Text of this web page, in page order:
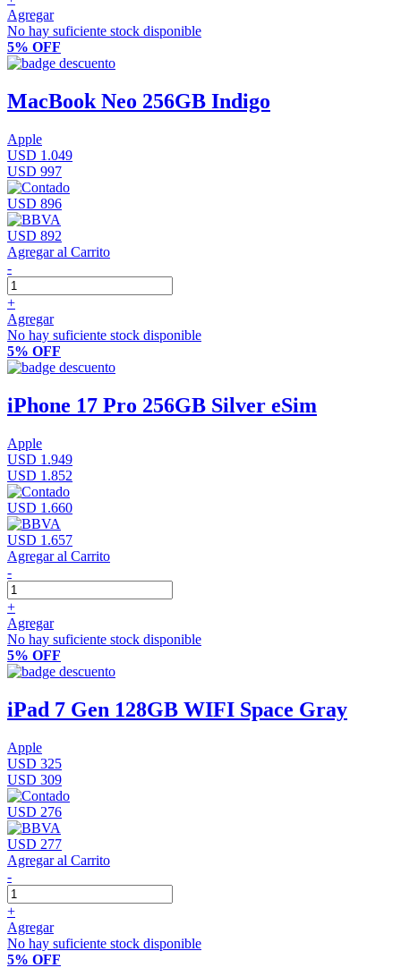
Agregar
No hay suficiente stock disponible
5% OFF
MacBook Neo 256GB Indigo
Apple
USD 1.049
USD 997
USD 896
USD 892
Agregar al Carrito
-
+
Agregar
No hay suficiente stock disponible
5% OFF
iPhone 17 Pro 256GB Silver eSim
Apple
USD 1.949
USD 1.852
USD 1.660
USD 1.657
Agregar al Carrito
-
+
Agregar
No hay suficiente stock disponible
5% OFF
iPad 7 Gen 128GB WIFI Space Gray
Apple
USD 325
USD 309
USD 276
USD 277
Agregar al Carrito
-
+
Agregar
No hay suficiente stock disponible
5% OFF